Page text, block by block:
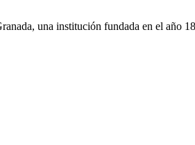
una institución fundada en el año